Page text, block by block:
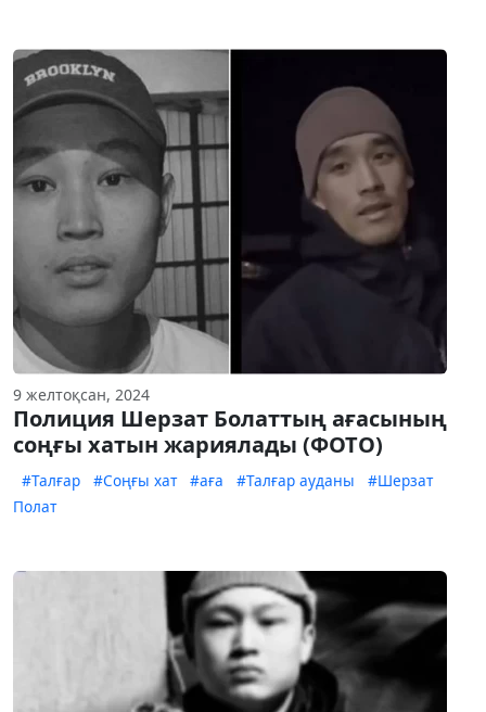
9 желтоқсан, 2024
Полиция Шерзат Болаттың ағасының
соңғы хатын жариялады (ФОТО)
#Талғар #Соңғы хат #аға #Талғар ауданы
#Шерзат
Полат